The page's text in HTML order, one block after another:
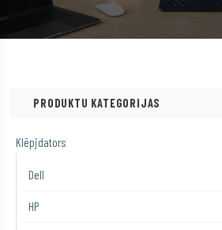
PRODUKTU KATEGORIJAS
Klēpjdators
Dell
HP